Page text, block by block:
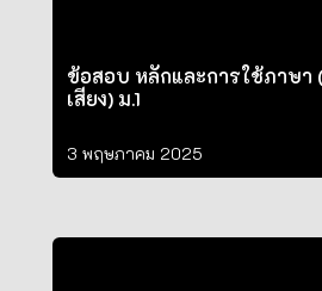
ข้อสอบ หลักและการใช้ภาษา
เสียง) ม.1
3 พฤษภาคม 2025